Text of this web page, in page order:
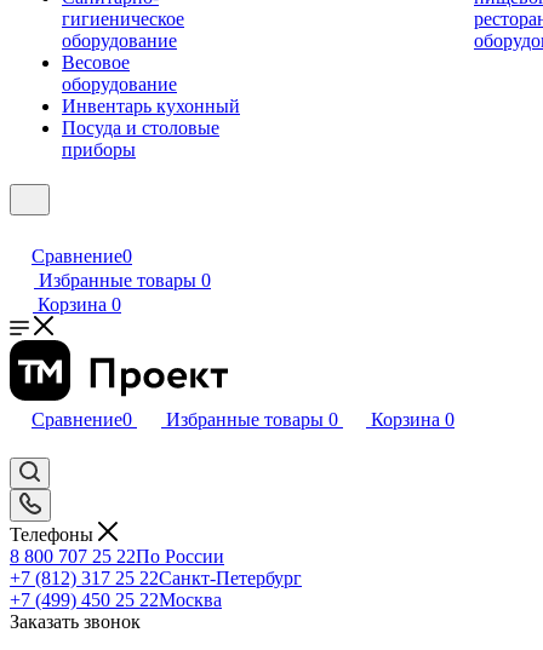
гигиеническое
оборудование
Весовое
оборудование
Инвентарь кухонный
Посуда и столовые
приборы
Сравнение0
Избранные товары 0
Корзина 0
Сравнение0 Избранные товары 0 Корзина 0
Телефоны
8 800 707 25 22По России
+7 (812) 317 25 22Санкт-Петербург
+7 (499) 450 25 22Москва
Заказать звонок